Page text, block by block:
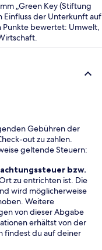
„Green Key (Stiftung
Einfluss der Unterkunft auf
bewertet: Umwelt,
Gebühren der
out zu zahlen.
geltende Steuern:
bzw.
zu entrichten ist. Die
wird möglicherweise
Weitere
von dieser Abgabe
erhältst von der
findest du auf deiner